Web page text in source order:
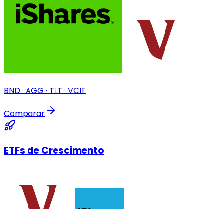
BND · AGG · TLT · VCIT
Comparar
ETFs de Crescimento